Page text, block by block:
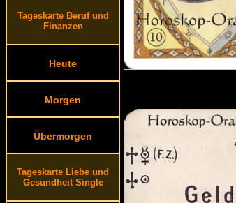
Tageskarte Beruf und
Finanzen
Heute
Morgen
Übermorgen
Tageskarte Liebe und
Gesundheit Single